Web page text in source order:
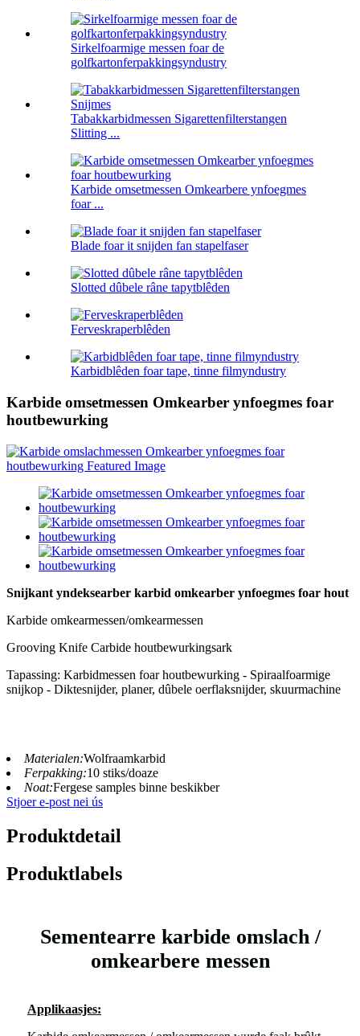
Sirkelfoarmige messen foar de
golfkartonferpakkingsyndustry
Tabakkarbidmessen Sigarettenfilterstangen
Slitting ...
Karbide omsetmessen Omkearbere ynfoegmes
foar ...
Blade foar it snijden fan stapelfaser
Slotted dûbele râne tapytblêden
Ferveskraperblêden
Karbidblêden foar tape, tinne filmyndustry
Karbide omsetmessen Omkearber ynfoegmes foar
houtbewurking
Snijkant yndeksearber karbid omkearber ynfoegmes foar hout
Karbide omkearmessen/omkearmessen
Grooving Knife Carbide houtbewurkingsark
Tapassing: Karbidmessen foar houtbewurking - Spiraalfoarmige
snijkop - Diktesnijder, planer, dûbele oerflaksnijder, skuurmachine
Materialen:Wolfraamkarbid
Ferpakking:10 stiks/doaze
Noat:Fergese samples binne beskikber
Stjoer e-post nei ús
Produktdetail
Produktlabels
Sementearre karbide omslach /
omkearbere messen
Applikaasjes: